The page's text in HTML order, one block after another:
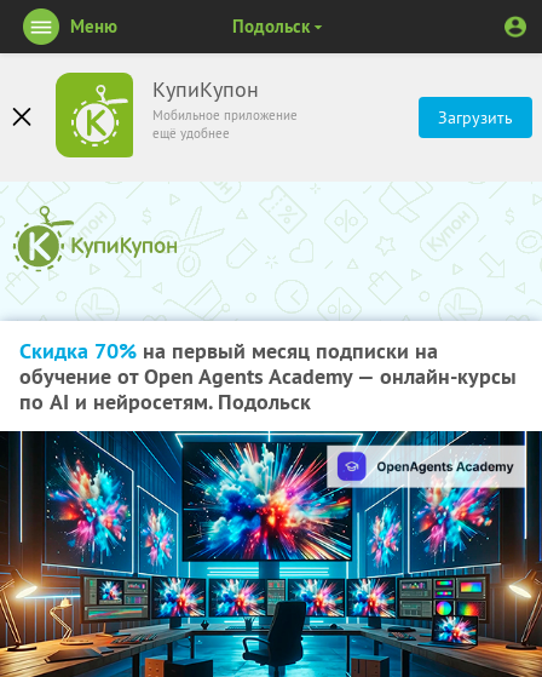
КупиКупон
Мобильное приложение
ещё удобнее
Загрузить
Меню Подольск
Скидка 70% на первый месяц подписки на
обучение от Open Agents Academy — онлайн-курсы
по AI и нейросетям. Подольск